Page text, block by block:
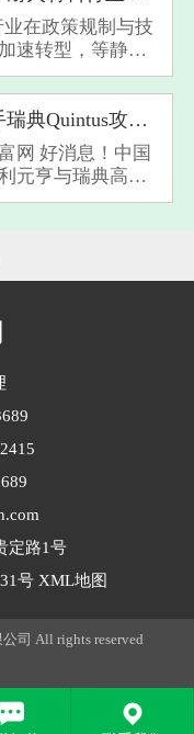
标准即将实
在政策规制与技
速转型，等静压
破关键。生态环
2025 强制排放
明确 2026 年起新
排放，倒逼行业
重磅！利元亨联手瑞典Quintus攻关固态电池设备，续航1200公里电动车要来了？
网 好消息！中国
元亨与瑞典高压
AB正式
态电池生产设备
。 业内人士都
定路1号
号 XML地图
司 All rights reserved